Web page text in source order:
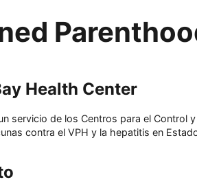
Health Center
servicio de los Centros para el Control
contra el VPH y la hepatitis en